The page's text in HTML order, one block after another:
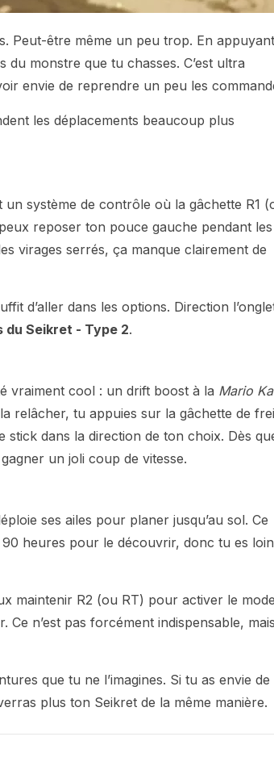
Peut-être même un peu trop. En appuyant
monstre que tu chasses. C’est ultra
envie de reprendre un peu les
les déplacements beaucoup plus
système de contrôle où la gâchette R1
reposer ton pouce gauche pendant les
virages serrés, ça manque clairement de
d’aller dans les options. Direction
du Seikret - Type 2.
vraiment cool : un drift boost à la Mario
relâcher, tu appuies sur la gâchette de
dans la direction de ton choix. Dès
un joli coup de vitesse.
ses ailes pour planer jusqu’au sol. Ce
heures pour le découvrir, donc tu es loin
maintenir R2 (ou RT) pour activer le mode
n’est pas forcément indispensable, mais
que tu ne l’imagines. Si tu as envie de
plus ton Seikret de la même manière.